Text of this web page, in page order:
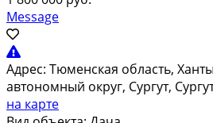
Message
Адрес: Тюменская область,
автономный округ, Сургут,
на карте